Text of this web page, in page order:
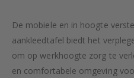
De mobiele en in hoogte
aankleedtafel biedt het
om op werkhoogte zorg te
en comfortabele omgeving